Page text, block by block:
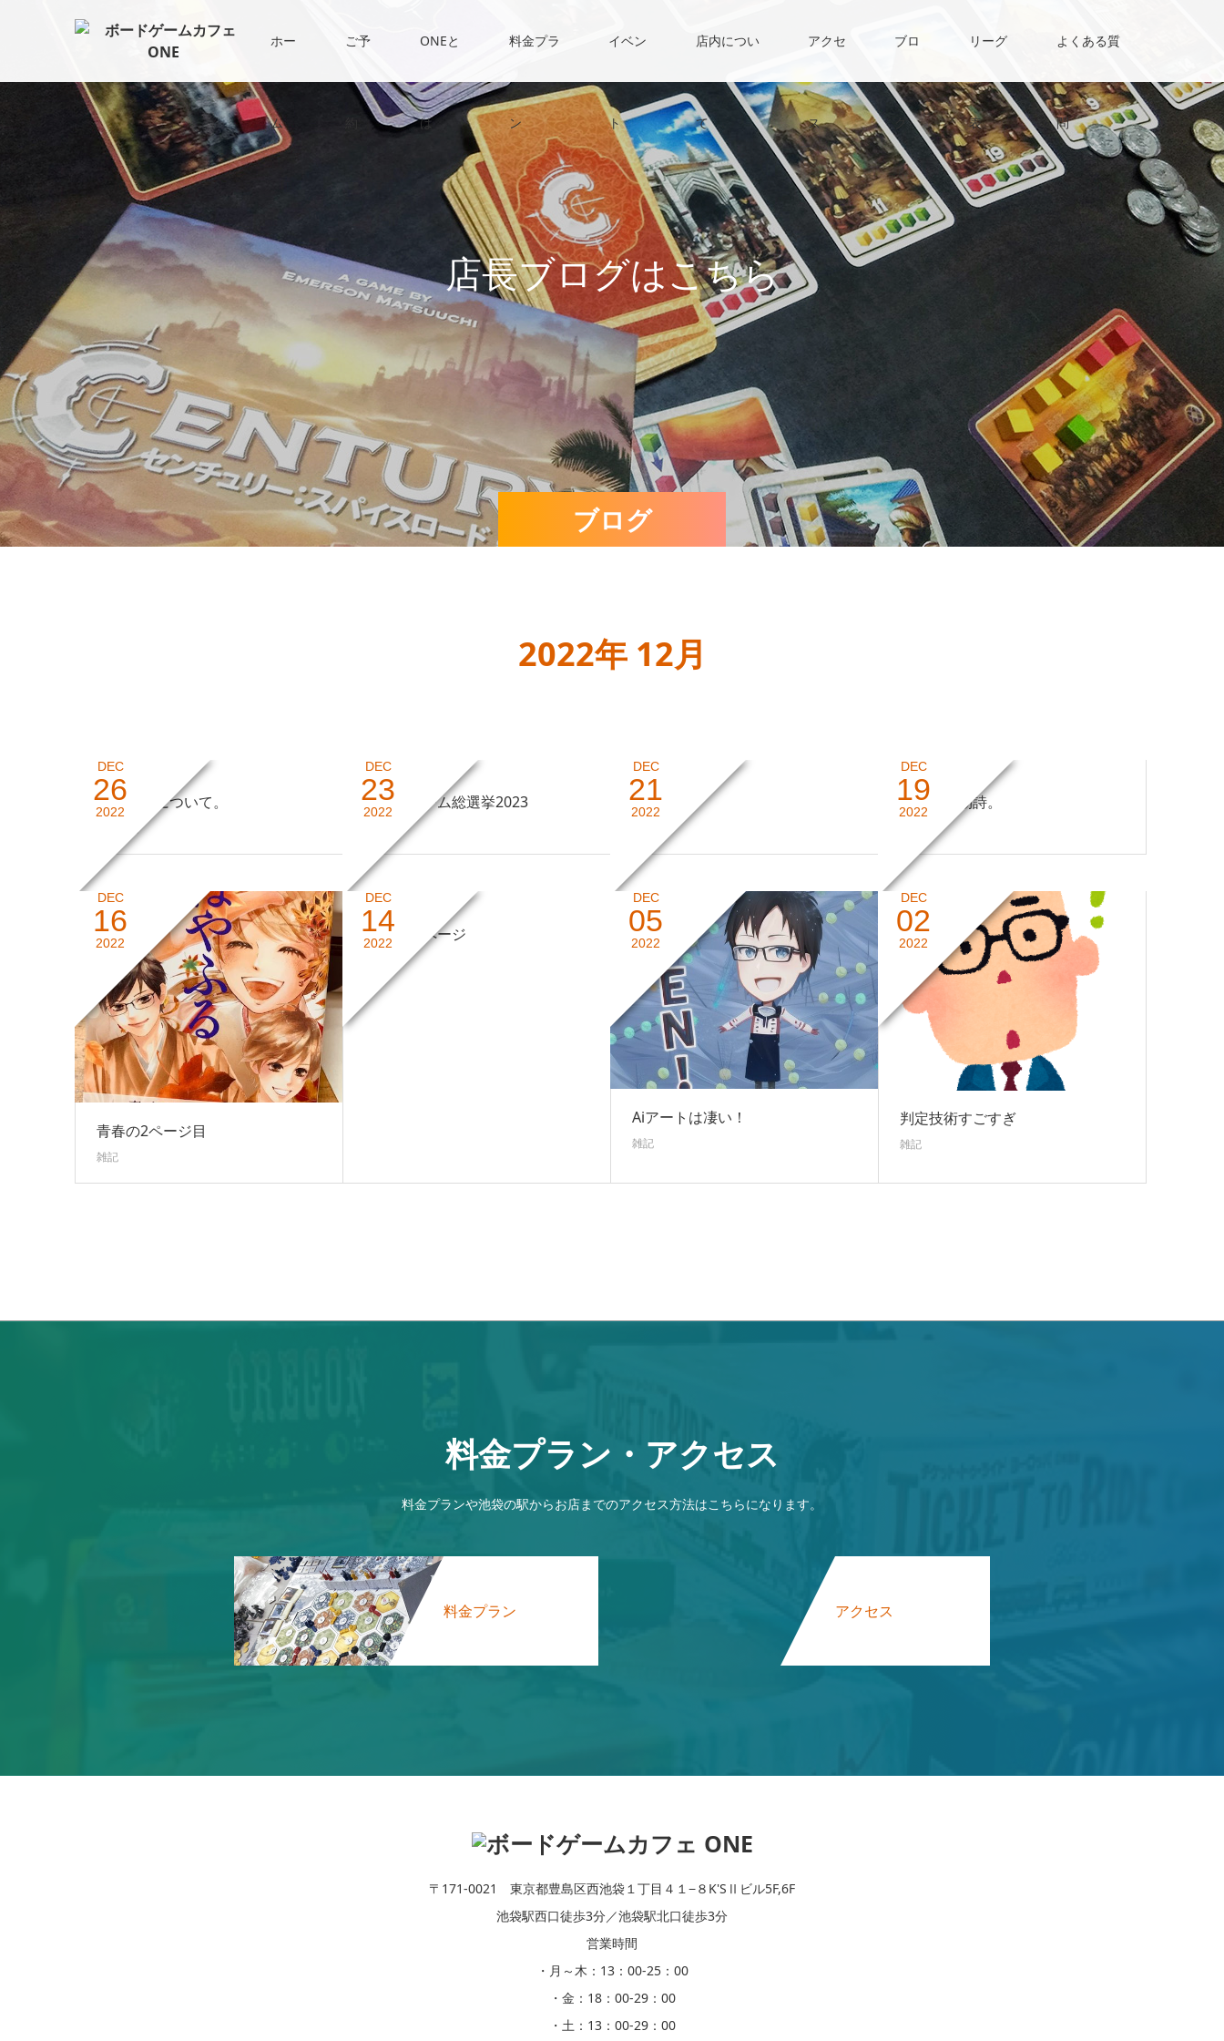
ホー
ム
ご予
約
ONEと
は
料金プラ
ン
イベン
ト
店内につい
て
アクセ
ス
ブロ
グ
リーグ
表
よくある質
問
ブログ
店長ブログはこちら
2022年 12月
DEC
26
2022
年末年始について。
お知らせ
DEC
23
2022
ボードゲーム総選挙2023
DEC
21
2022
音速飯店
DEC
19
2022
年末の風物詩。
DEC
16
2022
青春の2ページ目
雑記
DEC
14
2022
青春の１ページ
DEC
05
2022
Aiアートは凄い！
雑記
DEC
02
2022
判定技術すごすぎ
雑記
料金プラン・アクセス
料金プランや池袋の駅からお店までのアクセス方法はこちらになります。
料金プラン アクセス
〒171-0021 東京都豊島区西池袋１丁目４１−８K'SⅡビル5F,6F
池袋駅西口徒歩3分／池袋駅北口徒歩3分
営業時間
・月～木：13：00-25：00
・金：18：00-29：00
・土：13：00-29：00